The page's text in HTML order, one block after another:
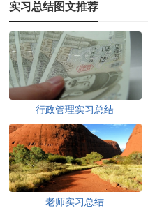
实习总结图文推荐
行政管理实习总结
老师实习总结